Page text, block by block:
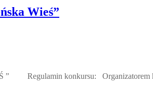
Wieś”
Regulamin konkursu: Organizatorem